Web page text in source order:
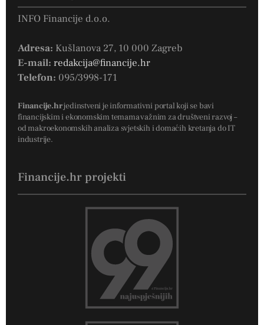
INFO Financije d.o.o.
Adresa: Kušlanova 27, 10 000 Zagreb
E-mail: redakcija@financije.hr
Telefon: 095/3998-171
Financije.hrjedinstveni je informativni portal koji se bavi
financijskim i ekonomskim temama važnim za društveni razvoj –
od makroekonomskih analiza svjetskih i domaćih kretanja do IT
industrije.
Financije.hr projekti